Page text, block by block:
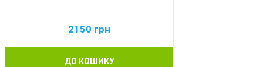
2150 грн
ДО КОШИКУ